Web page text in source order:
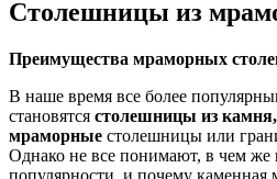
Столешницы из
Преимущества мраморных
В наше время все более
становятся столешницы из
мраморные столешницы или
Однако не все понимают, в чем же